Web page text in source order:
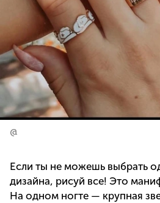
@
Если ты не можешь выбрать
дизайна, рисуй все! Это
На одном ногте — крупная